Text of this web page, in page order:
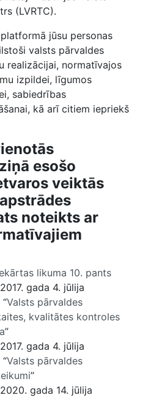
(LVRTC).
jūsu personas
valsts pārvaldes
realizācijai, normatīvajos
izpildei, līgumos
sabiedrības
kā arī citiem iepriekš
esošo
veiktās
noteikts ar
likuma 10. pants
gada 4. jūlija
Valsts pārvaldes
kvalitātes kontroles
”
gada 4. jūlija
Valsts pārvaldes
”
gada 14. jūlija